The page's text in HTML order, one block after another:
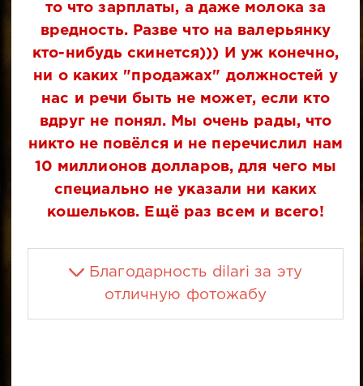
то что зарплаты, а даже молока за
вредность. Разве что на валерьянку
кто-нибудь скинется))) И уж конечно,
ни о каких "продажах" должностей у
нас и речи быть не может, если кто
вдруг не понял. Мы очень рады, что
никто не повёлся и не перечислил нам
10 миллионов долларов, для чего мы
специально не указали ни каких
кошельков. Ещё раз всем и всего!
Благодарность dilari за эту
отличную фотожабу